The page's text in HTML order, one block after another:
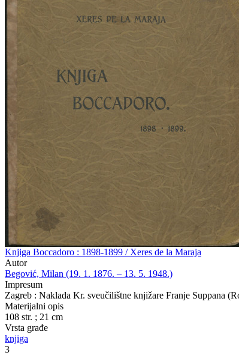
Knjiga Boccadoro : 1898-1899 / Xeres de la Maraja
Autor
Begović, Milan (19. 1. 1876. – 13. 5. 1948.)
Impresum
Zagreb : Naklada Kr. sveučilištne knjižare Franje Suppana
Materijalni opis
108 str. ; 21 cm
Vrsta građe
knjiga
3